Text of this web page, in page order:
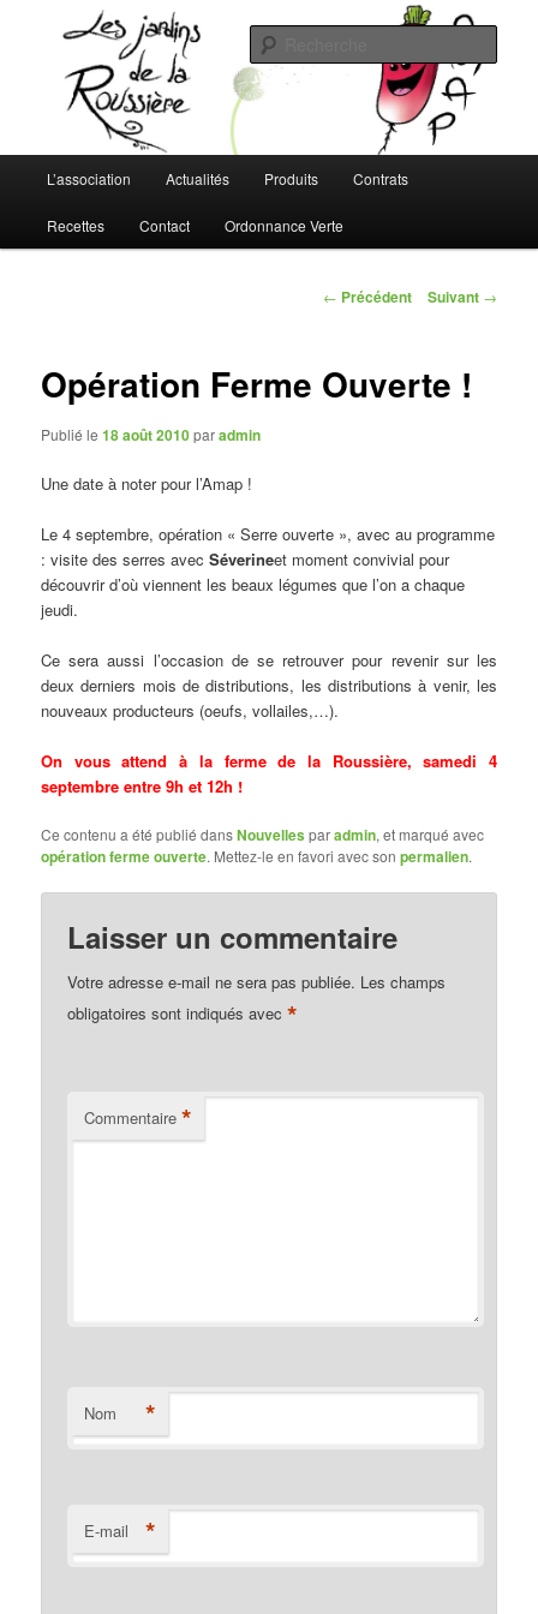
Les Jardins de la Roussière
L'AMAP de Montreuil-Juigné !
principal
L’association Actualités Produits Contrats
Recettes Contact Ordonnance Verte
Navigation
← Précédent Suivant →
Opération Ferme Ouverte !
Publié le18 août 2010paradmin
Une date à noter pour l’Amap !
Le 4 septembre, opération « Serre ouverte », avec au programme
: visite des serres avecSéverineet moment convivial pour
découvrir d’où viennent les beaux légumes que l’on a chaque
jeudi.
Ce sera aussi l’occasion de se retrouver pour revenir sur les
deux derniers mois de distributions, les distributions à venir, les
nouveaux producteurs (oeufs, vollailes,…).
On vous attend à la ferme de la Roussière, samedi 4
septembre entre 9h et 12h !
Ce contenu a été publié dansNouvellesparadmin, et marqué avec
opération ferme ouverte. Mettez-le en favori avec sonpermalien.
Laisser un commentaire
Votre adresse e-mail ne sera pas publiée. Les champs
obligatoires sont indiqués avec*
Commentaire *
Nom *
E-mail *